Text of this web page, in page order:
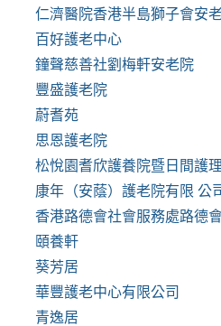
仁濟醫院香港半島獅子會安
百好護老中心
鐘聲慈善社劉梅軒安老院
豐盛護老院
蔚耆苑
思恩護老院
松悅園耆欣護養院暨日間護
康年（安蔭）護老院有限 公
香港路德會社會服務處路德
頤養軒
葵芳居
華豐護老中心有限公司
青逸居